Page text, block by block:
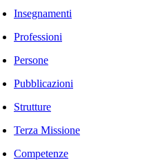
Insegnamenti
Professioni
Persone
Pubblicazioni
Strutture
Terza Missione
Competenze